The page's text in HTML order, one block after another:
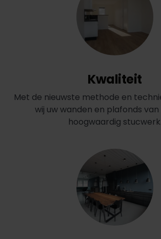
Kwaliteit
Met de nieuwste methode en
wij uw wanden en plafonds
hoogwaardig stucwerk.